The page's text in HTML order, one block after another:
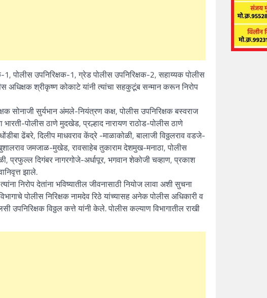
पोलीस उपनिरिक्षक-1, ग्रेड पोलीस उपनिरिक्षक-2, सहाय्यक पोलीस
श्रीकृष्ण कोकाटे यांनी त्यांचा सहकुटूंब सन्मान करून निरोप
सोनाजी सुर्यभान अंमले-नियंत्रण कक्ष, पोलीस उपनिरिक्षक बस्वराज
पोलीस ठाणे मुदखेड, प्रल्हाद नारायण राठोड-पोलीस ठाणे
ढेंबरे, दिलीप माधवराव केंद्रे -माळाकोळी, बालाजी विठ्ठलराव वडजे-
जमजाळ-मुखेड, रावसाहेब तुकाराम देशमुख-मनाठा, पोलीस
प्रफुल्ल दिगंबर नागरगोजे-अर्धापूर, भगवान शेकोजी चव्हाण, प्रकाश
झाले.
निरोप देतांना भविष्यातील जीवनासाठी नियोज लावा अशी सुचना
पोलीस निरिक्षक नामदेव रिठे यांच्यासह अनेक पोलीस अधिकारी व
विठ्ठल कत्ते यांनी केले. पोलीस कल्याण विभागातील राखी